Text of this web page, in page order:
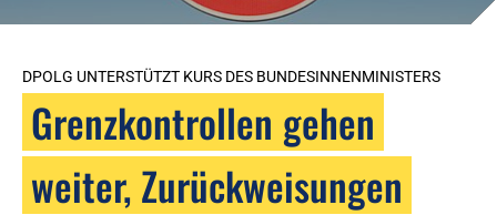
DPOLG UNTERSTÜTZT KURS DES BUNDESINNENMINISTERS
Grenzkontrollen gehen
weiter, Zurückweisungen